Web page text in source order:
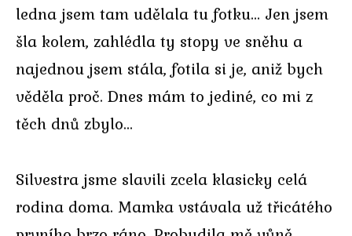
ledna jsem tam udělala tu fotku… Jen jsem
šla kolem, zahlédla ty stopy ve sněhu a
najednou jsem stála, fotila si je, aniž bych
věděla proč. Dnes mám to jediné, co mi z
těch dnů zbylo…
Silvestra jsme slavili zcela klasicky celá
rodina doma. Mamka vstávala už třicátého